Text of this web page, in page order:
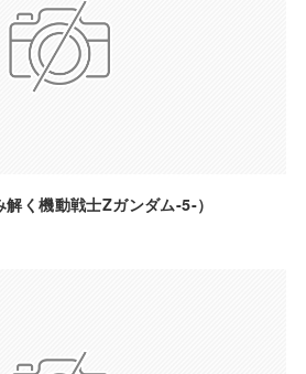
く機動戦士Zガンダム-5-）